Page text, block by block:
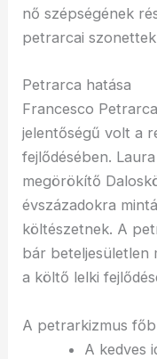
nő szépségének
petrarcai
Petrarca hatása
Francesco
jelentőségű volt a
fejlődésében.
megörökítő
évszázadokra
költészetnek. A
bár beteljesületlen
a költő lelki
A petrarkizmus
A kedves